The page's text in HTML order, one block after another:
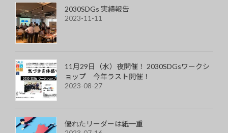
2030SDGs 実績報告
2023-11-11
11月29日（水）夜開催！ 2030SDGsワークシ
ョップ 今年ラスト開催！
2023-08-27
優れたリーダーは紙一重